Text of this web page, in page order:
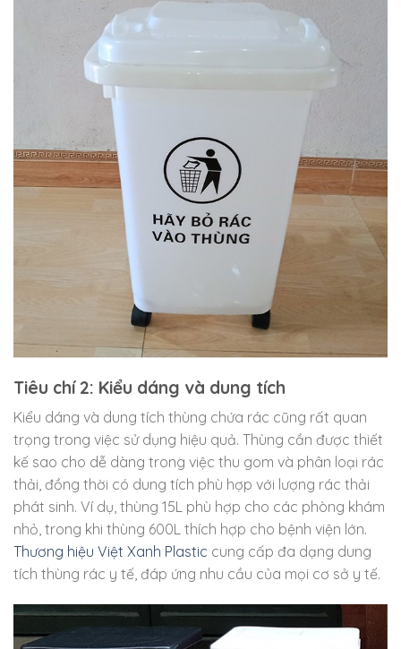
Tiêu chí 2: Kiểu dáng và dung tích
Kiểu dáng và dung tích thùng chứa rác cũng rất quan
trọng trong việc sử dụng hiệu quả. Thùng cần được thiết
kế sao cho dễ dàng trong việc thu gom và phân loại rác
thải, đồng thời có dung tích phù hợp với lượng rác thải
phát sinh. Ví dụ, thùng 15L phù hợp cho các phòng khám
nhỏ, trong khi thùng 600L thích hợp cho bệnh viện lớn.
Thương hiệu Việt Xanh Plastic cung cấp đa dạng dung
tích thùng rác y tế, đáp ứng nhu cầu của mọi cơ sở y tế.